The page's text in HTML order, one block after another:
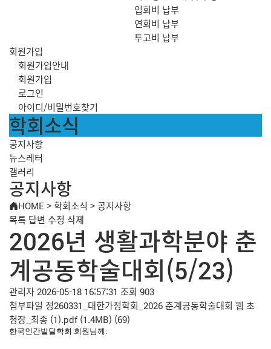
입회비 납부
연회비 납부
투고비 납부
회원가입
회원가입안내
회원가입
로그인
아이디/비밀번호찾기
학회소식
공지사항
뉴스레터
갤러리
공지사항
HOME>학회소식 >공지사항
목록 답변 수정 삭제
2026년 생활과학분야 춘
계공동학술대회(5/23)
관리자2026-05-18 16:57:31 조회 903
첨부파일 정260331_대한가정학회_2026 춘계공동학술대회 웹 초
청장_최종 (1).pdf (1.4MB) (69)
한국인간발달학회 회원님께.